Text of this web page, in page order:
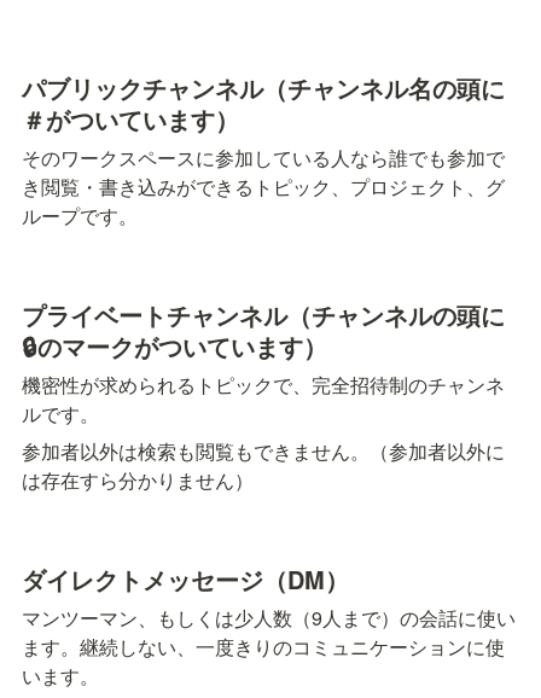
パブリックチャンネル（チャンネル名の頭に
＃がついています）
そのワークスペースに参加している人なら誰でも参加で
き閲覧・書き込みができるトピック、プロジェクト、グ
ループです。
プライベートチャンネル（チャンネルの頭に
🔒のマークがついています）
機密性が求められるトピックで、完全招待制のチャンネ
ルです。
参加者以外は検索も閲覧もできません。（参加者以外に
は存在すら分かりません）
ダイレクトメッセージ（DM）
マンツーマン、もしくは少人数（9人まで）の会話に使い
ます。継続しない、一度きりのコミュニケーションに使
います。